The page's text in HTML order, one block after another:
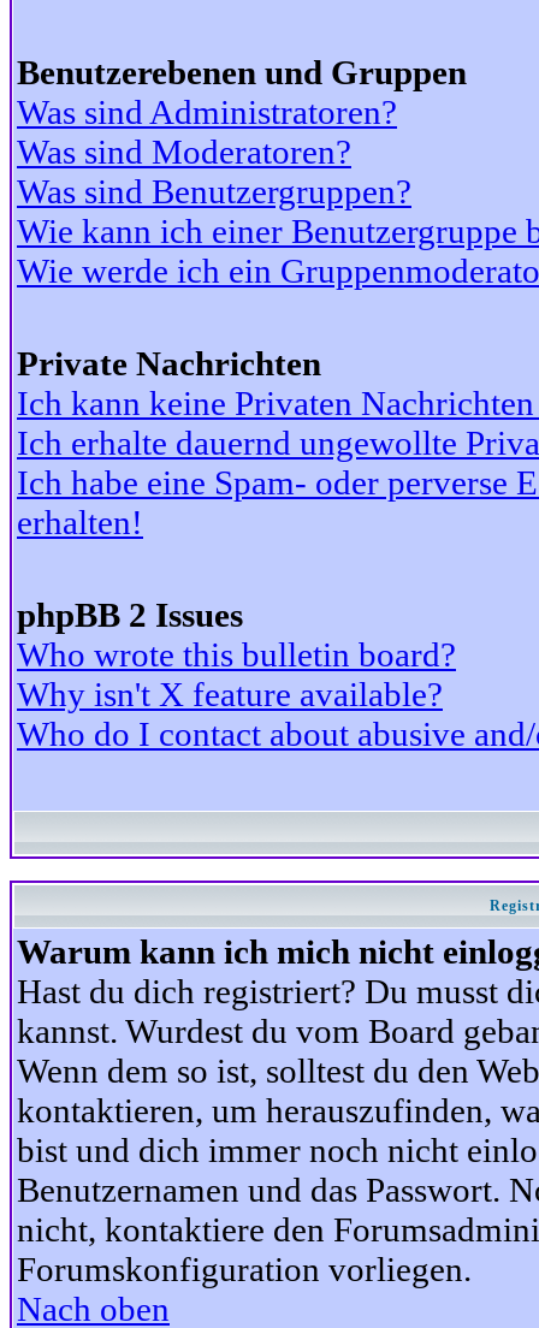
Benutzerebenen und Gruppen
Was sind Administratoren?
Was sind Moderatoren?
Was sind Benutzergruppen?
Wie kann ich einer Benutzergruppe
Wie werde ich ein
Private Nachrichten
Ich kann keine Privaten
Ich erhalte dauernd ungewollte
Ich habe eine Spam- oder perverse
erhalten!
phpBB 2 Issues
Who wrote this bulletin board?
Why isn't X feature available?
Who do I contact about abusive
Warum kann ich mich nicht
Hast du dich registriert? Du musst
kannst. Wurdest du vom Board
Wenn dem so ist, solltest du den
kontaktieren, um herauszufinden,
bist und dich immer noch nicht
Benutzernamen und das Passwort.
nicht, kontaktiere den
Forumskonfiguration vorliegen.
Nach oben